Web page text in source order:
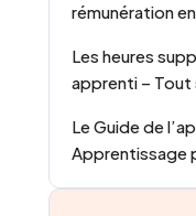
rémunération
Les heures
apprenti – Tout
Le Guide de
Apprentissage